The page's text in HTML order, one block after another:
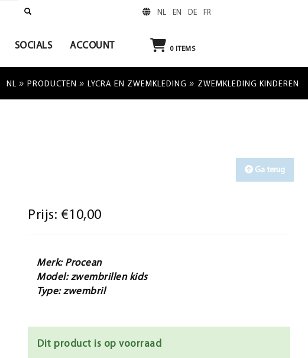
NL EN DE FR
SOCIALS ACCOUNT 0ITEMS
NL » PRODUCTEN » LYCRA EN ZWEMKLEDING » ZWEMKLEDING KINDEREN
Ga terug
Prijs: €10,00
Merk: Procean
Model: zwembrillen kids
Type: zwembril
Dit product is op voorraad